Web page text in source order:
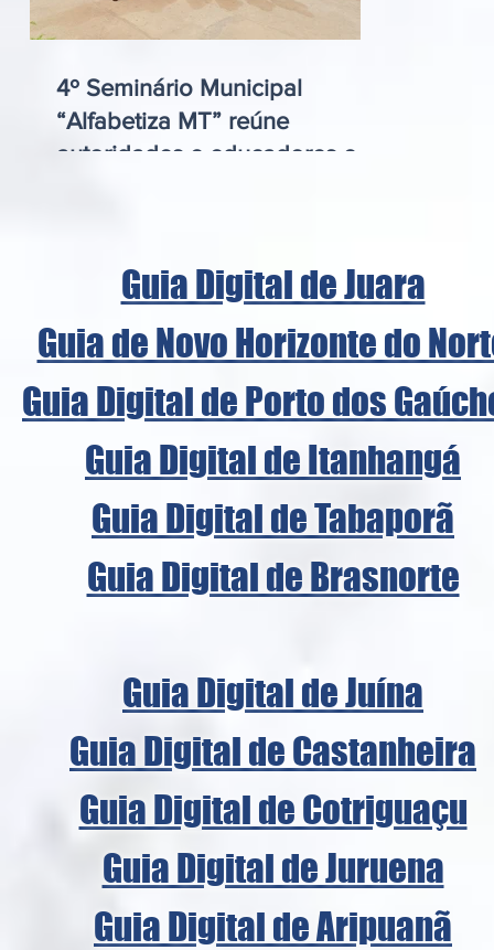
4º Seminário Municipal
“Alfabetiza MT” reúne
autoridades e educadores em
Guia Digital de Juara
Guia de Novo Horizonte do
Guia Digital de Porto dos
Guia Digital de Itanhangá
Guia Digital de Tabaporã
Guia Digital de Brasnorte
Guia Digital de Juína
Guia Digital de Castanheira
Guia Digital de Cotriguaçu
Guia Digital de Juruena
Guia Digital de Aripuanã